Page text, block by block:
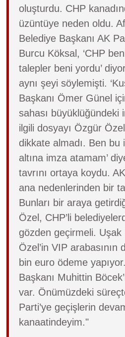
oluşturdu. CHP
üzüntüye neden oldu.
Belediye Başkanı AK
Burcu Köksal, ‘CHP
talepler beni yordu’
aynı şeyi söylemişti.
Başkanı Ömer Günel
sahası büyüklüğündeki
ilgili dosyayı Özgür
dikkate almadı. Ben bu
altına imza atamam’
tavrını ortaya koydu.
ana nedenlerinden bir
Bunları bir araya
Özel, CHP’li
gözden geçirmeli. Uşak
Özel’in VIP arabasının
bin euro ödeme
Başkanı Muhittin
var. Önümüzdeki
Parti’ye geçişlerin
kanaatindeyim."